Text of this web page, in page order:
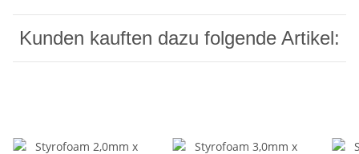
Kunden kauften dazu folgende Artikel: